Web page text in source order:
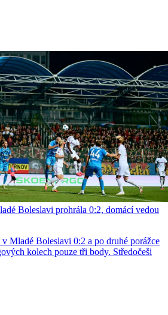
Boleslavi prohrála 0:2, domácí vedou
Mladé Boleslavi 0:2 a po druhé porážce
kolech pouze tři body. Středočeši